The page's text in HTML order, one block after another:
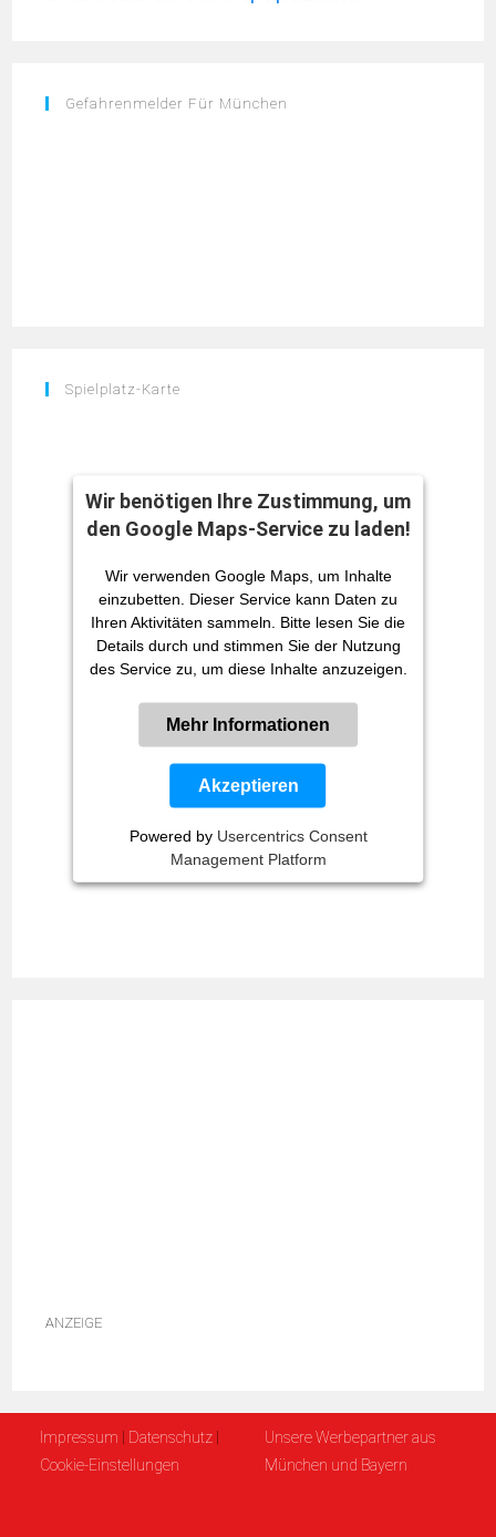
Gefahrenmelder Für München
Spielplatz-Karte
Wir benötigen Ihre Zustimmung, um
den Google Maps-Service zu laden!
Wir verwenden Google Maps, um Inhalte
einzubetten. Dieser Service kann Daten zu
Ihren Aktivitäten sammeln. Bitte lesen Sie die
Details durch und stimmen Sie der Nutzung
des Service zu, um diese Inhalte anzuzeigen.
Mehr Informationen
Akzeptieren
Powered by Usercentrics Consent
Management Platform
ANZEIGE
Impressum Datenschutz|
Cookie-Einstellungen
Unsere Werbepartner aus
München und Bayern